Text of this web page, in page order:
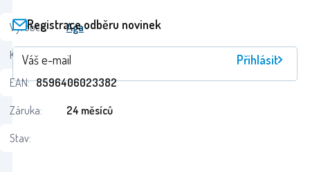
Výrobce:
Aga
Kód:
K13153
EAN: 8596406023382
Záruka:
24 měsíců
Stav:
Registrace odběru novinek
Přihlásit